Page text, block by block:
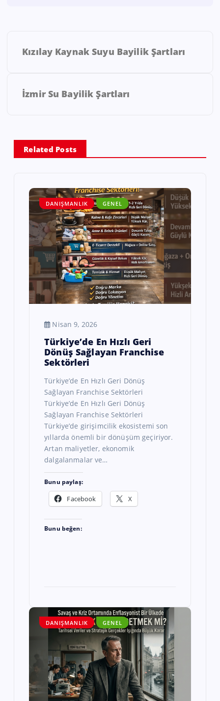
Kızılay Kaynak Suyu Bayilik Şartları
İzmir Su Bayilik Şartları
Related Posts
DANIŞMANLIK GENEL
Nisan 9, 2026
Türkiye’de En Hızlı Geri
Dönüş Sağlayan Franchise
Sektörleri
Türkiye’de En Hızlı Geri Dönüş
Sağlayan Franchise Sektörleri
Türkiye’de En Hızlı Geri Dönüş
Sağlayan Franchise Sektörleri
Türkiye’de girişimcilik ekosistemi son
yıllarda önemli bir dönüşüm geçiriyor.
Artan maliyetler, ekonomik
dalgalanmalar ve…
Bunu paylaş:
Facebook X
Bunu beğen:
DANIŞMANLIK GENEL